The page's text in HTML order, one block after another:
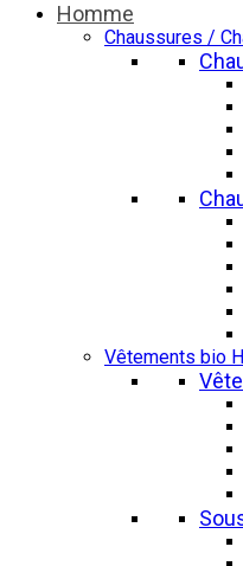
Homme
Chaussures /
Vêtements bio